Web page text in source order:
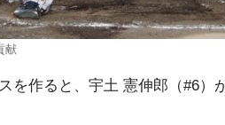
献
を作ると、宇土 憲伸郎（#6）